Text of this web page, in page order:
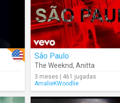
São Paulo
The Weeknd, Anitta
3 meses | 461 jugadas
AmalieKWoodlie